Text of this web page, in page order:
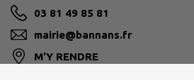
03 81 49 85 81
mairie@bannans.fr
M'Y RENDRE